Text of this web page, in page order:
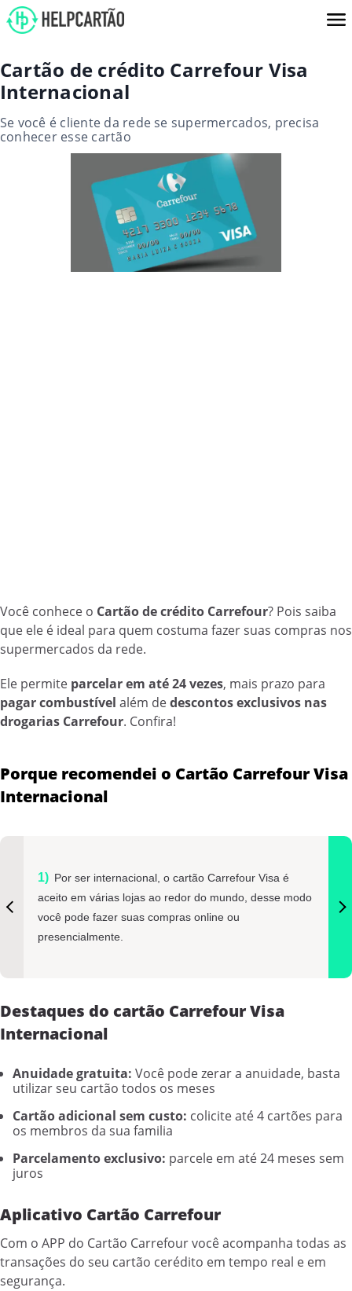
Cartão de crédito Carrefour Visa
Internacional
Se você é cliente da rede se supermercados, precisa
conhecer esse cartão
Você conhece o Cartão de crédito Carrefour? Pois saiba
que ele é ideal para quem costuma fazer suas compras nos
supermercados da rede.
Ele permite parcelar em até 24 vezes, mais prazo para
pagar combustível além dedescontos exclusivos nas
drogarias Carrefour. Confira!
Porque recomendei o Cartão Carrefour Visa
Internacional
Por ser internacional, o cartão Carrefour Visa é
aceito em várias lojas ao redor do mundo, desse modo
você pode fazer suas compras online ou
presencialmente.
Destaques do cartão Carrefour Visa
Internacional
Anuidade gratuita: Você pode zerar a anuidade, basta
utilizar seu cartão todos os meses
Cartão adicional sem custo: colicite até 4 cartões para
os membros da sua familia
Parcelamento exclusivo: parcele em até 24 meses sem
juros
Aplicativo Cartão Carrefour
Com o APP do Cartão Carrefour você acompanha todas as
transações do seu cartão cerédito em tempo real e em
segurança.